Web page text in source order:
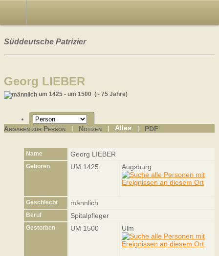
Süddeutsche Patrizier
Georg LIEBER
um 1425 - um 1500 (~ 75 Jahre)
Angaben zur Person | Notizen | Alles | PDF
Name Georg LIEBER
Geboren UM 1425 Augsburg
Geschlecht männlich
Beruf Spitalpfleger
Gestorben UM 1500 Ulm